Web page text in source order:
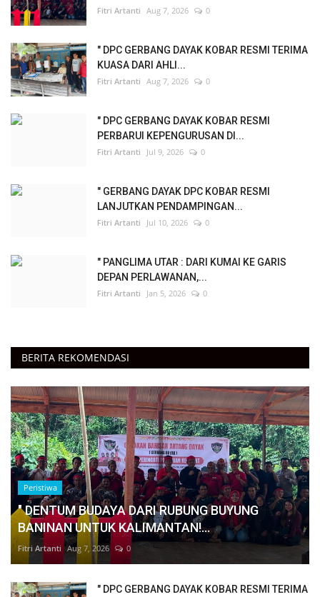
Fitri Artanti Aug 7, 2026 0
" DPC GERBANG DAYAK KOBAR RESMI TERIMA
KUASA DARI AHLI...
Fitri Artanti Aug 7, 2026 0
" DPC GERBANG DAYAK KOBAR RESMI
PERBARUI KEPENGURUSAN DI...
Fitri Artanti Jul 9, 2026 0
" GERBANG DAYAK DPC KOBAR RESMI
LANJUTKAN PENDAMPINGAN...
Fitri Artanti Jul 10, 2026 0
" PANGLIMA UTAR : DARI KUMAI KE GARIS
DEPAN PERLAWANAN,...
Fitri Artanti Jan 5, 2026 0
BERITA REKOMENDASI
Peristiwa
" DENTUM BUDAYA DARI RUBUNG BUYUNG
BANINAN UNTUK KALIMANTAN!...
Fitri Artanti Aug 7, 2026 0
" DPC GERBANG DAYAK KOBAR RESMI TERIMA